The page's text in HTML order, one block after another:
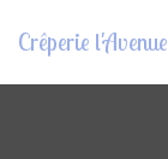
Crêperie